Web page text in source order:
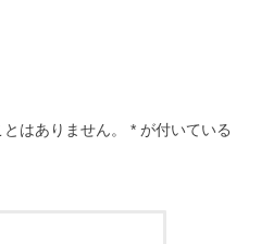
はありません。 * が付いている